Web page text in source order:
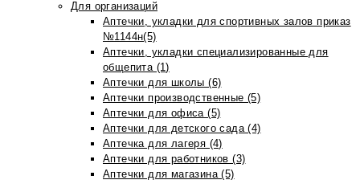
Для организаций
Аптечки, укладки для спортивных залов приказ
№1144н(5)
Аптечки, укладки специализированные для
общепита (1)
Аптечки для школы (6)
Аптечки производственные (5)
Аптечки для офиса (5)
Аптечки для детского сада (4)
Аптечка для лагеря (4)
Аптечки для работников (3)
Аптечки для магазина (5)